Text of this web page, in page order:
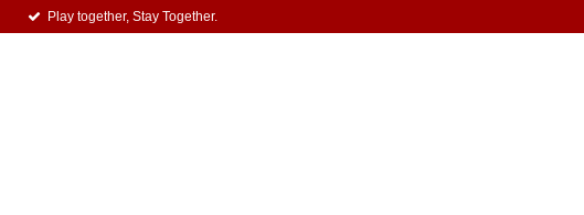
Play together, Stay Together.